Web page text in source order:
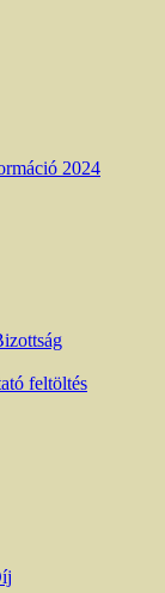
2024
feltöltés